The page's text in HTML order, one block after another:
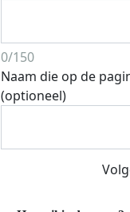
0/150
Naam die op de
(optioneel)